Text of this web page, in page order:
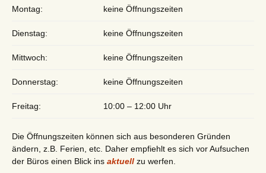
Montag: keine Öffnungszeiten
Dienstag: keine Öffnungszeiten
Mittwoch: keine Öffnungszeiten
Donnerstag: keine Öffnungszeiten
Freitag: 10:00 – 12:00 Uhr
Die Öffnungszeiten können sich aus besonderen Gründen
ändern, z.B. Ferien, etc. Daher empfiehlt es sich vor Aufsuchen
der Büros einen Blick ins aktuell zu werfen.